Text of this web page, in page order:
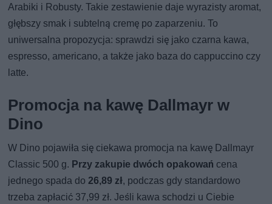
Arabiki i Robusty. Takie zestawienie daje wyrazisty aromat,
głębszy smak i subtelną cremę po zaparzeniu. To
uniwersalna propozycja: sprawdzi się jako czarna kawa,
espresso, americano, a także jako baza do cappuccino czy
latte.
Promocja na kawę Dallmayr w
Dino
W Dino pojawiła się ciekawa promocja na kawę Dallmayr
Classic 500 g. Przy zakupie dwóch opakowań cena
jednego spada do26,89 zł, podczas gdy standardowo
trzeba zapłacić 37,99 zł. Jeśli kawa schodzi u Ciebie